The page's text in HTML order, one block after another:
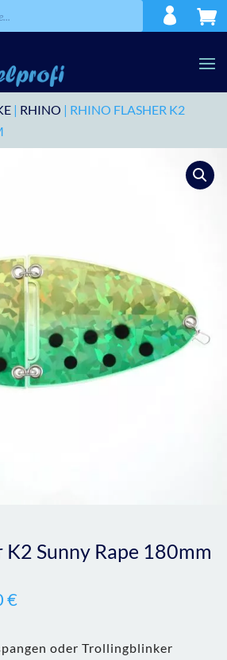
| RHINO | RHINO FLASHER K2
K2 Sunny Rape 180mm
€
oder Trollingblinker